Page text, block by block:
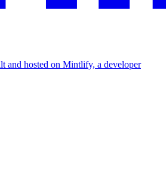
and hosted on Mintlify, a developer